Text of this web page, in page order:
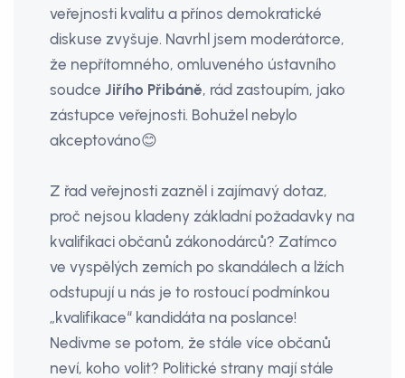
veřejnosti kvalitu a přínos demokratické
diskuse zvyšuje. Navrhl jsem moderátorce,
že nepřítomného, omluveného ústavního
soudce Jiřího Přibáně, rád zastoupím, jako
zástupce veřejnosti. Bohužel nebylo
akceptováno😊
Z řad veřejnosti zazněl i zajímavý dotaz,
proč nejsou kladeny základní požadavky na
kvalifikaci občanů zákonodárců? Zatímco
ve vyspělých zemích po skandálech a lžích
odstupují u nás je to rostoucí podmínkou
„kvalifikace“ kandidáta na poslance!
Nedivme se potom, že stále více občanů
neví, koho volit? Politické strany mají stále